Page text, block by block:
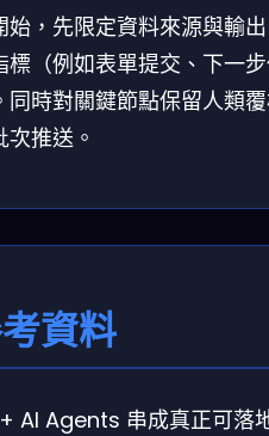
始，先限定資料來源與輸
標（例如表單提交、下一
同時對關鍵節點保留人類
推送。
資料
AI Agents 串成真正可落